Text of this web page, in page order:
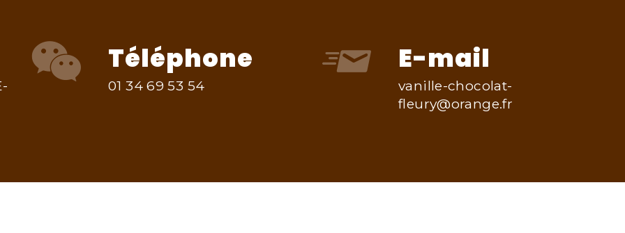
Téléphone
01 34 69 53 54
E-mail
vanille-chocolat-
fleury@orange.fr